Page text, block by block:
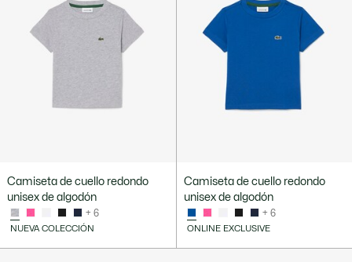
Camiseta de cuello redondo
unisex de algodón
+ 6
NUEVA COLECCIÓN
Camiseta de cuello redondo
unisex de algodón
+ 6
ONLINE EXCLUSIVE